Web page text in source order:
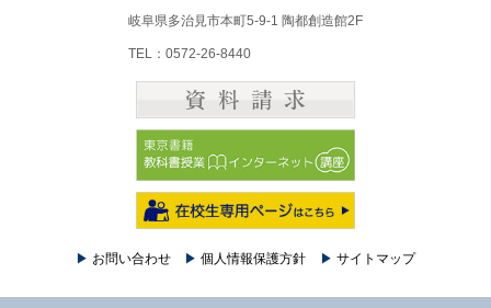
岐阜県多治見市本町5-9-1 陶都創造館2F
TEL：0572-26-8440
▶ お問い合わせ ▶ 個人情報保護方針 ▶ サイトマップ